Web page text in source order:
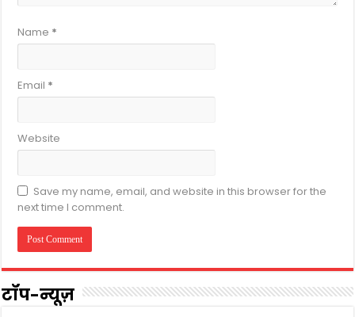
Name *
Email *
Website
Save my name, email, and website in this browser for the
next time I comment.
टॉप-न्यूज़